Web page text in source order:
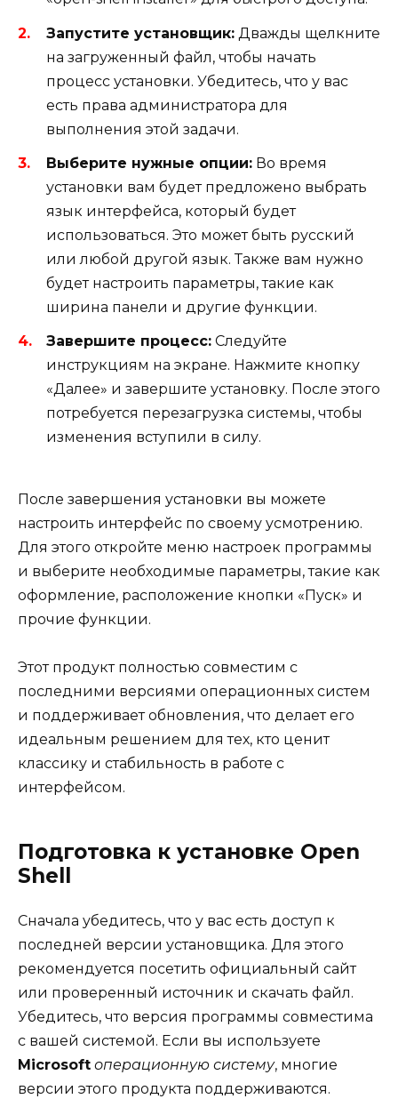
Запустите установщик: Дважды щелкните
на загруженный файл, чтобы начать
процесс установки. Убедитесь, что у вас
есть права администратора для
выполнения этой задачи.
Выберите нужные опции: Во время
установки вам будет предложено выбрать
язык интерфейса, который будет
использоваться. Это может быть русский
или любой другой язык. Также вам нужно
будет настроить параметры, такие как
ширина панели и другие функции.
Завершите процесс: Следуйте
инструкциям на экране. Нажмите кнопку
«Далее» и завершите установку. После этого
потребуется перезагрузка системы, чтобы
изменения вступили в силу.
После завершения установки вы можете
настроить интерфейс по своему усмотрению.
Для этого откройте меню настроек программы
и выберите необходимые параметры, такие как
оформление, расположение кнопки «Пуск» и
прочие функции.
Этот продукт полностью совместим с
последними версиями операционных систем
и поддерживает обновления, что делает его
идеальным решением для тех, кто ценит
классику и стабильность в работе с
интерфейсом.
Подготовка к установке Open
Shell
Сначала убедитесь, что у вас есть доступ к
последней версии установщика. Для этого
рекомендуется посетить официальный сайт
или проверенный источник и скачать файл.
Убедитесь, что версия программы совместима
с вашей системой. Если вы используете
Microsoft операционную систему, многие
версии этого продукта поддерживаются.